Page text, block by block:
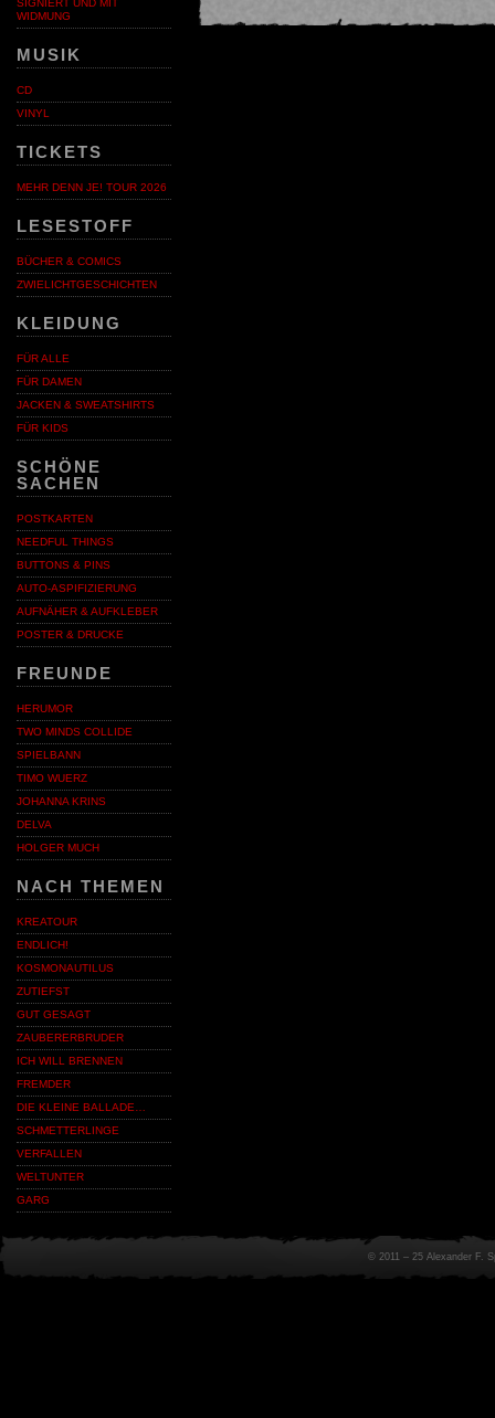
SIGNIERT UND MIT
WIDMUNG
MUSIK
CD
VINYL
TICKETS
MEHR DENN JE! TOUR 2026
LESESTOFF
BÜCHER & COMICS
ZWIELICHTGESCHICHTEN
KLEIDUNG
FÜR ALLE
FÜR DAMEN
JACKEN & SWEATSHIRTS
FÜR KIDS
SCHÖNE
SACHEN
POSTKARTEN
NEEDFUL THINGS
BUTTONS & PINS
AUTO-ASPIFIZIERUNG
AUFNÄHER & AUFKLEBER
POSTER & DRUCKE
FREUNDE
HERUMOR
TWO MINDS COLLIDE
SPIELBANN
TIMO WUERZ
JOHANNA KRINS
DELVA
HOLGER MUCH
NACH THEMEN
KREATOUR
ENDLICH!
KOSMONAUTILUS
ZUTIEFST
GUT GESAGT
ZAUBERERBRUDER
ICH WILL BRENNEN
FREMDER
DIE KLEINE BALLADE…
SCHMETTERLINGE
VERFALLEN
WELTUNTER
GARG
© 2011 – 25 Alexander F.